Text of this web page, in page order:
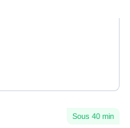
Sous 40 min